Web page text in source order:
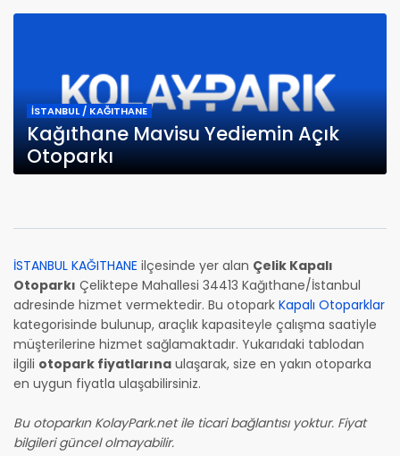
İSTANBUL / KAĞITHANE
Kağıthane Mavisu Yediemin Açık
Otoparkı
İSTANBUL KAĞITHANE ilçesinde yer alan Çelik Kapalı
Otoparkı Çeliktepe Mahallesi 34413 Kağıthane/İstanbul
adresinde hizmet vermektedir. Bu otopark Kapalı Otoparklar
kategorisinde bulunup, araçlık kapasiteyle çalışma saatiyle
müşterilerine hizmet sağlamaktadır. Yukarıdaki tablodan
ilgili otopark fiyatlarına ulaşarak, size en yakın otoparka
en uygun fiyatla ulaşabilirsiniz.
Bu otoparkın KolayPark.net ile ticari bağlantısı yoktur. Fiyat
bilgileri güncel olmayabilir.